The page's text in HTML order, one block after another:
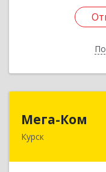
Мега-Ком
Курск
305001, Курская